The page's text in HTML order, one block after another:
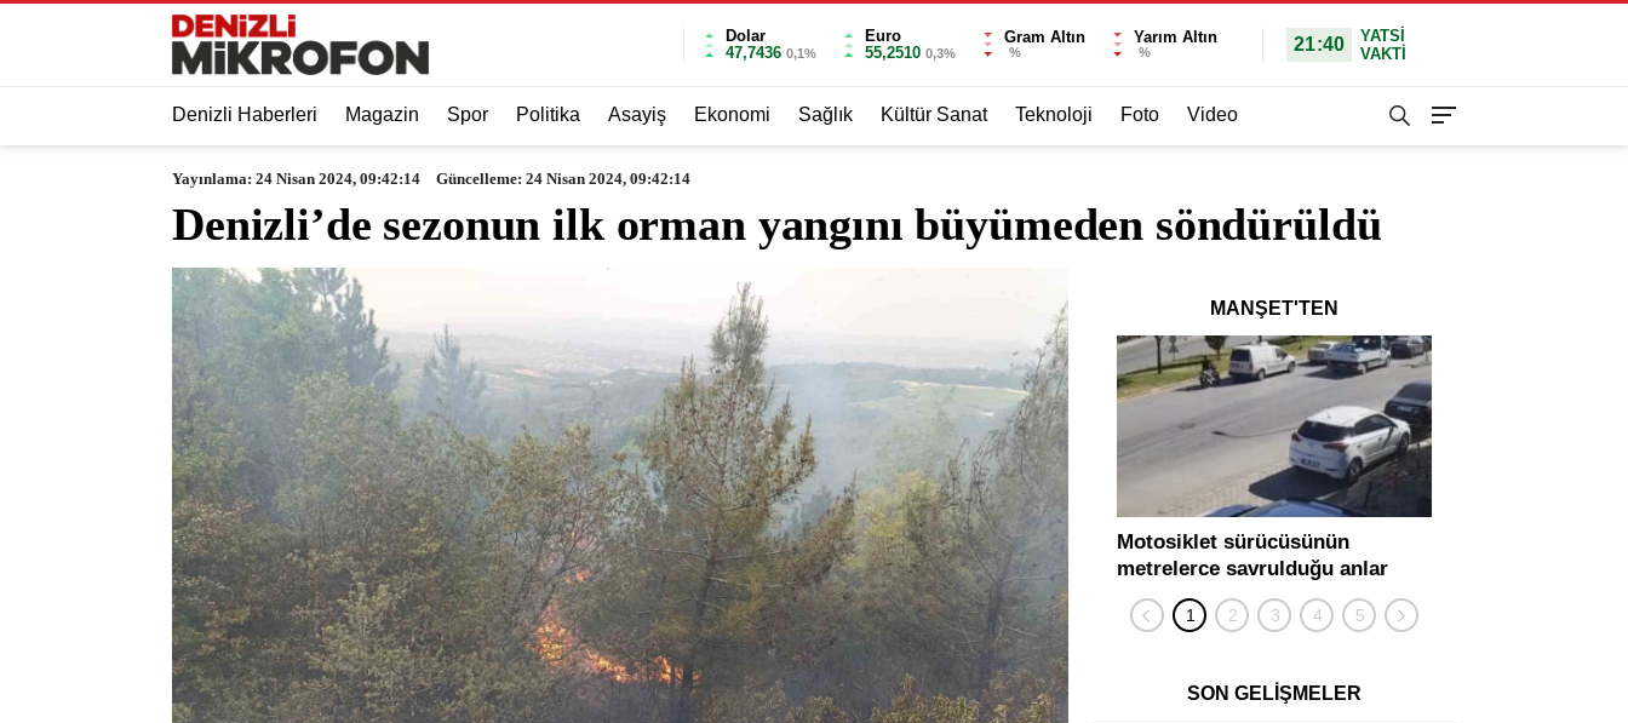
Dolar
47,7436 0,1%
Euro
55,2510 0,3%
Gram Altın
%
Yarım Altın
% 21:40
YATSI
VAKTİ
Denizli Haberleri Magazin Spor Politika Asayiş Ekonomi Sağlık Kültür Sanat Teknoloji Foto Video
Yayınlama: 24 Nisan 2024, 09:42:14 Güncelleme: 24 Nisan 2024, 09:42:14
Denizli’de sezonun ilk orman yangını büyümeden söndürüldü
MANŞET'TEN
Motosiklet sürücüsünün
metrelerce savrulduğu anlar
güvenlik kamerasında
SON GELİŞMELER